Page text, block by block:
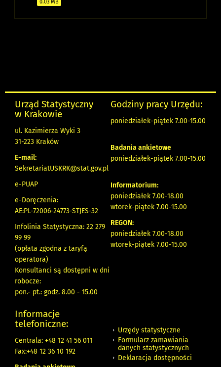
0.03 MB
Urząd Statystyczny
w Krakowie
ul. Kazimierza Wyki 3
31-223 Kraków
E-mail:
SekretariatUSKRK@stat.gov.pl
e-PUAP
e-Doręczenia:
AE:PL-72006-24773-STJES-32
Infolinia Statystyczna: 22 279
99 99
(opłata zgodna z taryfą
operatora)
Konsultanci są dostępni w dni
robocze:
pon.- pt.: godz. 8.00 - 15.00
Godziny pracy Urzędu:
poniedziałek-piątek 7.00-15.00
Badania ankietowe
poniedziałek-piątek 7.00-15.00
Informatorium:
poniedziałek 7.00-18.00
wtorek-piątek 7.00-15.00
REGON:
poniedziałek 7.00-18.00
wtorek-piątek 7.00-15.00
Informacje
telefoniczne:
Centrala: +48 12 41 56 011
Fax:+48 12 36 10 192
Urzędy statystyczne
Formularz zamawiania
danych statystycznych
Deklaracja dostępności